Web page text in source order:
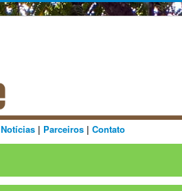
Notícias | Parceiros | Contato